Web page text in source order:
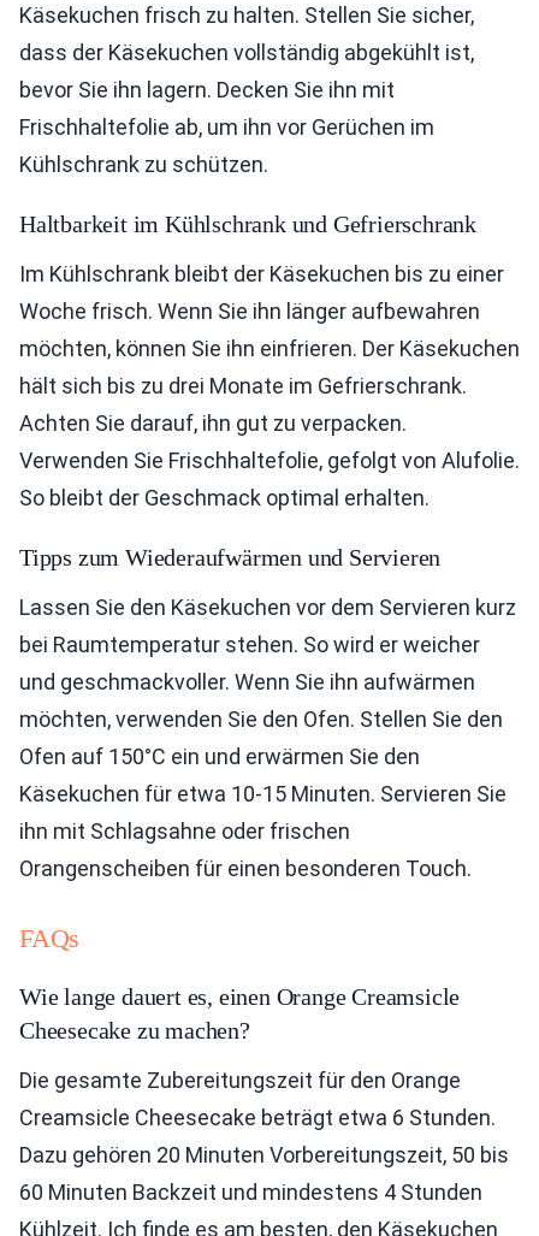
Käsekuchen frisch zu halten. Stellen Sie sicher,
dass der Käsekuchen vollständig abgekühlt ist,
bevor Sie ihn lagern. Decken Sie ihn mit
Frischhaltefolie ab, um ihn vor Gerüchen im
Kühlschrank zu schützen.
Haltbarkeit im Kühlschrank und Gefrierschrank
Im Kühlschrank bleibt der Käsekuchen bis zu einer
Woche frisch. Wenn Sie ihn länger aufbewahren
möchten, können Sie ihn einfrieren. Der Käsekuchen
hält sich bis zu drei Monate im Gefrierschrank.
Achten Sie darauf, ihn gut zu verpacken.
Verwenden Sie Frischhaltefolie, gefolgt von Alufolie.
So bleibt der Geschmack optimal erhalten.
Tipps zum Wiederaufwärmen und Servieren
Lassen Sie den Käsekuchen vor dem Servieren kurz
bei Raumtemperatur stehen. So wird er weicher
und geschmackvoller. Wenn Sie ihn aufwärmen
möchten, verwenden Sie den Ofen. Stellen Sie den
Ofen auf 150°C ein und erwärmen Sie den
Käsekuchen für etwa 10-15 Minuten. Servieren Sie
ihn mit Schlagsahne oder frischen
Orangenscheiben für einen besonderen Touch.
FAQs
Wie lange dauert es, einen Orange Creamsicle
Cheesecake zu machen?
Die gesamte Zubereitungszeit für den Orange
Creamsicle Cheesecake beträgt etwa 6 Stunden.
Dazu gehören 20 Minuten Vorbereitungszeit, 50 bis
60 Minuten Backzeit und mindestens 4 Stunden
Kühlzeit. Ich finde es am besten, den Käsekuchen